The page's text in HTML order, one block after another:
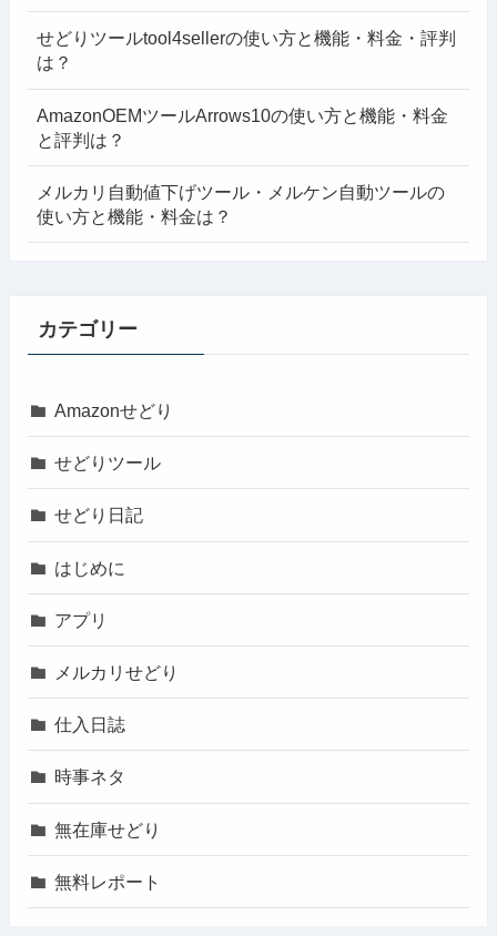
せどりツールtool4sellerの使い方と機能・料金・評判
は？
AmazonOEMツールArrows10の使い方と機能・料金
と評判は？
メルカリ自動値下げツール・メルケン自動ツールの
使い方と機能・料金は？
カテゴリー
Amazonせどり
せどりツール
せどり日記
はじめに
アプリ
メルカリせどり
仕入日誌
時事ネタ
無在庫せどり
無料レポート